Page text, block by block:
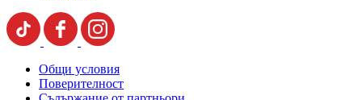
Общи условия
Поверителност